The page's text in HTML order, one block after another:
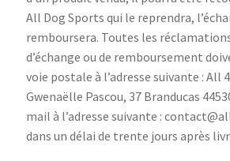
All Dog Sports qui le reprendra,
remboursera. Toutes les
d’échange ou de remboursement
voie postale à l’adresse suivante : All
Gwenaëlle Pascou, 37 Branducas
mail à l’adresse suivante :
dans un délai de trente jours après